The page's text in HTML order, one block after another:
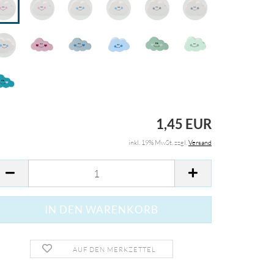
1,45 EUR
inkl. 19% MwSt. zzgl.Versand
AUF DEN MERKZETTEL